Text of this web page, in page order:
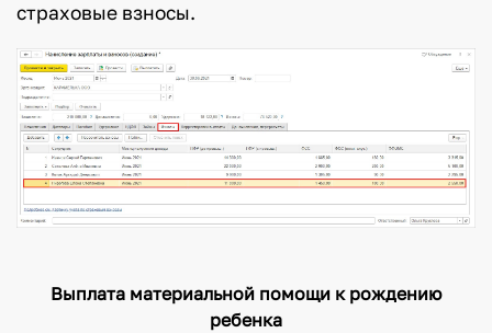
страховые взносы.
Выплата материальной помощи к рождению
ребенка